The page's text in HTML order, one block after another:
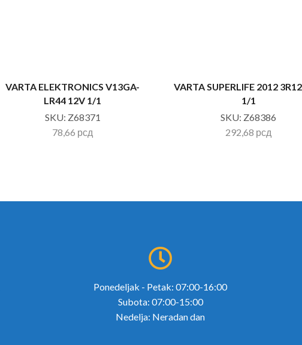
VARTA ELEKTRONICS V13GA-
LR44 12V 1/1
SKU: Z68371
78,66 рсд
VARTA SUPERLIFE 2012
1/1
SKU: Z68386
292,68 рсд
Ponedeljak - Petak: 07:00-16:00
Subota: 07:00-15:00
Nedelja: Neradan dan